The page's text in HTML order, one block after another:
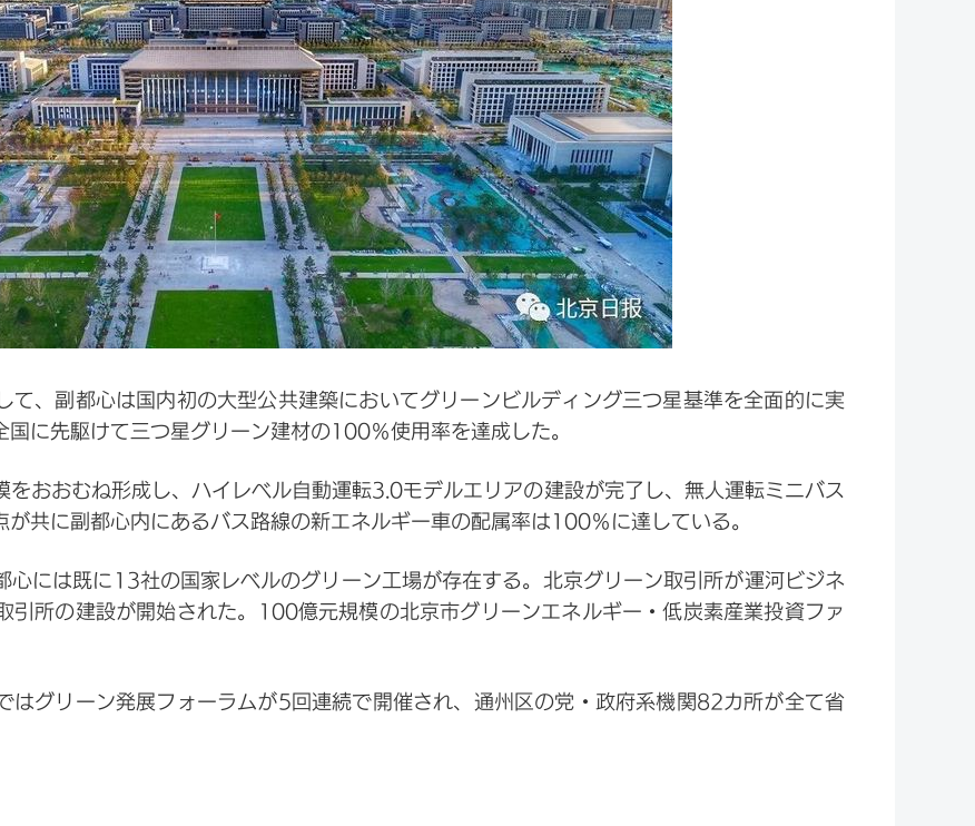
て、副都心は国内初の大型公共建築においてグリーンビルディング三つ星基準を全面的に実
に先駆けて三つ星グリーン建材の100％使用率を達成した。
おおむね形成し、ハイレベル自動運転3.0モデルエリアの建設が完了し、無人運転ミニバス
共に副都心内にあるバス路線の新エネルギー車の配属率は100％に達している。
には既に13社の国家レベルのグリーン工場が存在する。北京グリーン取引所が運河ビジネ
引所の建設が開始された。100億元規模の北京市グリーンエネルギー・低炭素産業投資ファ
はグリーン発展フォーラムが5回連続で開催され、通州区の党・政府系機関82カ所が全て省